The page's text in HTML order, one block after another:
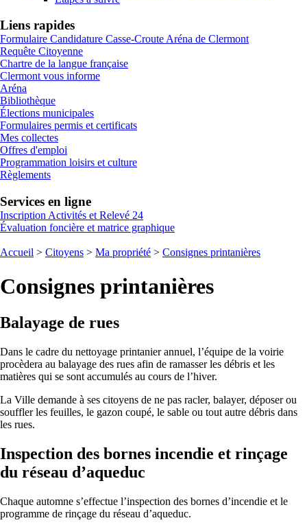
Liens rapides
Formulaire Candidature Casse-Croute Aréna de Clermont
Requête Citoyenne
Chartre de la langue française
Clermont vous informe
Aréna
Bibliothèque
Élections municipales
Formulaires permis et certificats
Mes collectes
Offres d'emploi
Programmation loisirs et culture
Règlements
Services en ligne
Inscription Activités et Relevé 24
Évaluation foncière et matrice graphique
Accueil > Citoyens > Ma propriété > Consignes printanières
Consignes printanières
Balayage de rues
Dans le cadre du nettoyage printanier annuel, l’équipe de la voirie
procèdera au balayage des rues afin de ramasser les débris et les
matières qui se sont accumulés au cours de l’hiver.
La Ville demande à ses citoyens de ne pas racler, balayer, déposer ou
souffler les feuilles, le gazon coupé, le sable ou tout autre débris dans
les rues.
Inspection des bornes incendie et rinçage
du réseau d’aqueduc
Chaque automne s’effectue l’inspection des bornes d’incendie et le
programme de rinçage du réseau d’aqueduc.